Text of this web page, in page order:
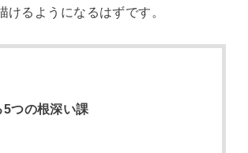
るようになるはずです。
つの根深い課